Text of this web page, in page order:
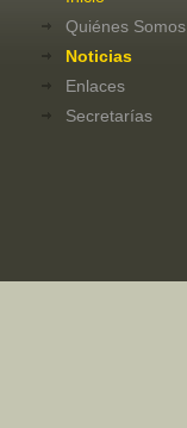
Quiénes Somos
Noticias
Enlaces
Secretarías